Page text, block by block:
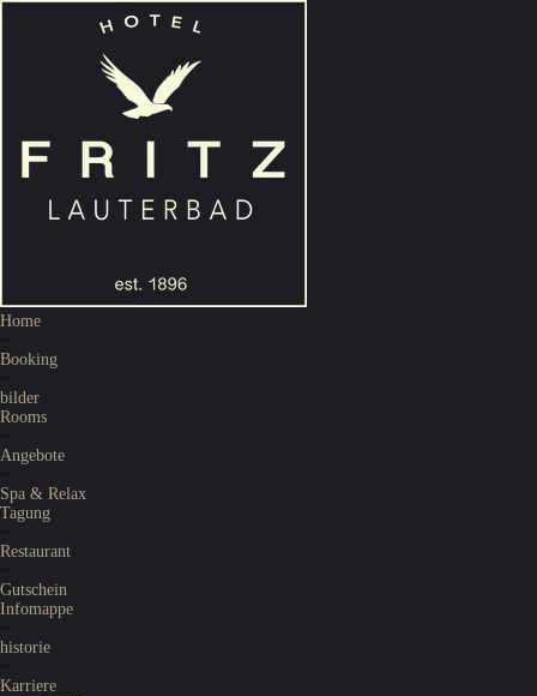
Home
~
Booking
~
bilder
Rooms
~
Angebote
~
Spa & Relax
Tagung
~
Restaurant
~
Gutschein
Infomappe
~
historie
~
Karriere